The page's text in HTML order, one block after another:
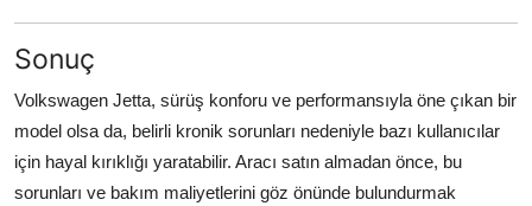
Sonuç
Volkswagen Jetta, sürüş konforu ve performansıyla öne çıkan bir
model olsa da, belirli kronik sorunları nedeniyle bazı kullanıcılar
için hayal kırıklığı yaratabilir. Aracı satın almadan önce, bu
sorunları ve bakım maliyetlerini göz önünde bulundurmak